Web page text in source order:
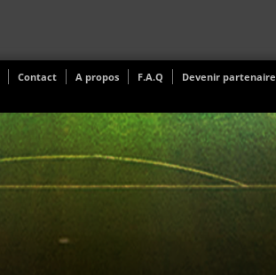
Contact A propos F.A.Q Devenir partenaire